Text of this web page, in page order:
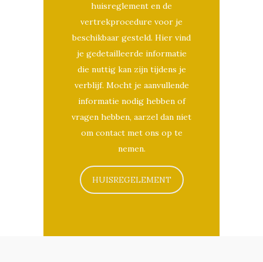
huisreglement en de
vertrekprocedure voor je
beschikbaar gesteld. Hier vind
je gedetailleerde informatie
die nuttig kan zijn tijdens je
verblijf. Mocht je aanvullende
informatie nodig hebben of
vragen hebben, aarzel dan niet
om contact met ons op te
nemen.
HUISREGELEMENT